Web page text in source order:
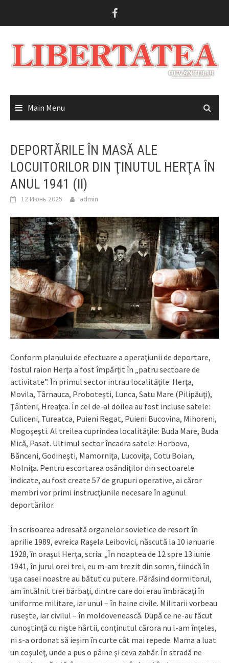
Main Menu
DEPORTĂRILE ÎN MASĂ ALE
LOCUITORILOR DIN ŢINUTUL HERŢA ÎN
ANUL 1941 (II)
12 Июнь 2025 admin
Conform planului de efectuare a operaţiunii de deportare,
fostul raion Herţa a fost împărţit în „patru sectoare de
activitate”. În primul sector intrau localităţile: Herţa,
Movila, Târnauca, Proboteşti, Lunca, Satu Mare (Pilipăuţi),
Ţânteni, Hreaţca. În cel de-al doilea au fost incluse satele:
Culiceni, Tureatca, Puieni Regat, Puieni Bucovina, Mihoreni,
Mogoşeşti. Al treilea cuprindea localităţile: Buda Mare, Buda
Mică, Pasat. Ultimul sector încadra satele: Horbova,
Bănceni, Godineşti, Mamorniţa, Lucoviţa, Cotu Boian,
Molniţa. Pentru escortarea osândiţilor din sectoarele
indicate, au fost create 57 de grupuri operative, ai căror
membri vor primi instrucţiunile necesare în agunul
deportărilor.
În scrisoarea adresată organelor sovietice de resort în
aprilie 1989, evreica Raşela Leibovici, născută la 10 ianuarie
1928, în oraşul Herţa, scria: „În noaptea de 12 spre 13 iunie
1941, în jurul orei trei, eu m-am trezit din somn, fiindcă în
uşa casei noastre au bătut cu putere. Părăsind dormitorul,
am întâlnit trei bărbaţi, dintre care doi erau îmbrăcaţi în
uniforme militare, iar unul – în haine civile. Militarii vorbeau
ruseşte, iar civilul – în moldovenească. După ce ne-au făcut
cunoştinţă cu nişte hârtii, conţinutul cărora nu l-am înţeles,
ni s-a ordonat să ieşim în curte cât mai repede. Mama a luat
un coşuleţ, unde a pus o pâine şi ceva zahăr. În stradă ne